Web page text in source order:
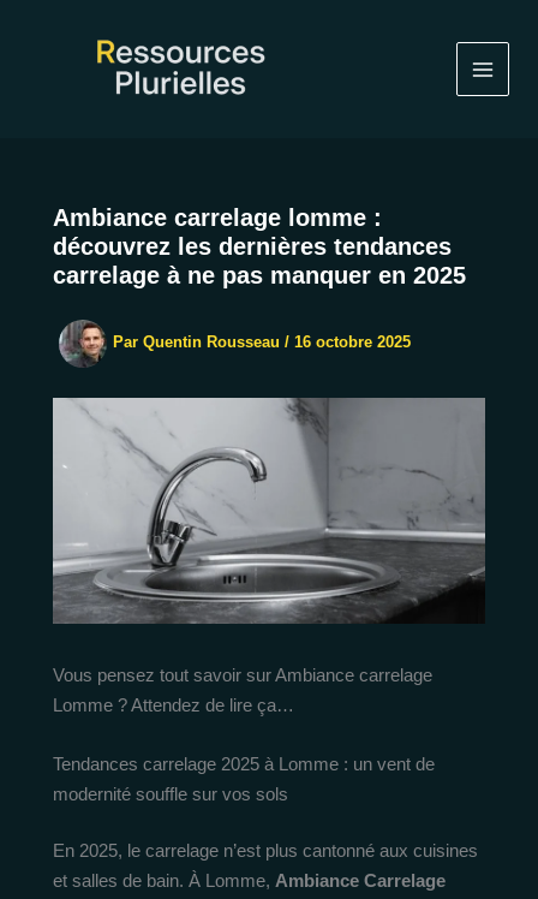
Ambiance carrelage lomme :
découvrez les dernières tendances
carrelage à ne pas manquer en 2025
Par Quentin Rousseau / 16 octobre 2025
Vous pensez tout savoir sur Ambiance carrelage
Lomme ? Attendez de lire ça…
Tendances carrelage 2025 à Lomme : un vent de
modernité souffle sur vos sols
En 2025, le carrelage n’est plus cantonné aux cuisines
et salles de bain. À Lomme, Ambiance Carrelage